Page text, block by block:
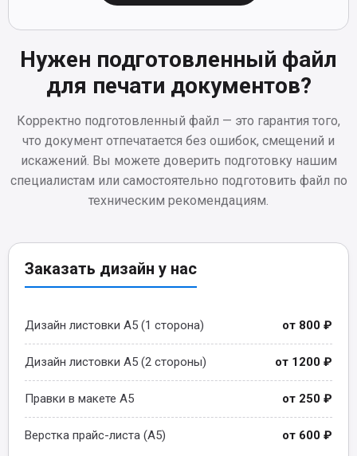
Нужен подготовленный файл
для печати документов?
Корректно подготовленный файл — это гарантия того,
что документ отпечатается без ошибок, смещений и
искажений. Вы можете доверить подготовку нашим
специалистам или самостоятельно подготовить файл по
техническим рекомендациям.
Заказать дизайн у нас
Дизайн листовки A5 (1 сторона) от 800 ₽
Дизайн листовки A5 (2 стороны) от 1200 ₽
Правки в макете A5 от 250 ₽
Верстка прайс-листа (A5) от 600 ₽